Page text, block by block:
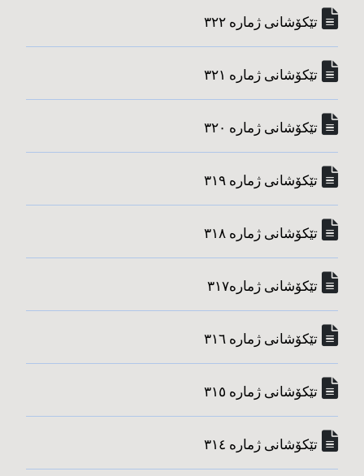
تێکۆشانی ژماره‌ ٣٢٢
تێکۆشانی ژماره‌ ٣٢١
تێکۆشانی ژماره‌ ٣٢٠
تێکۆشانی ژماره‌ ٣١٩
تێکۆشانی ژماره‌ ٣١٨
تێکۆشانی ژماره‌٣١٧
تێکۆشانی ژماره‌ ٣١٦
تێکۆشانی ژماره‌ ٣١٥
تێکۆشانی ژماره‌ ٣١٤